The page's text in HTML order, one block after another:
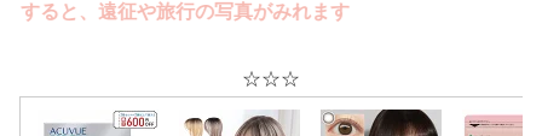
、遠征や旅行の写真がみれます
☆☆☆